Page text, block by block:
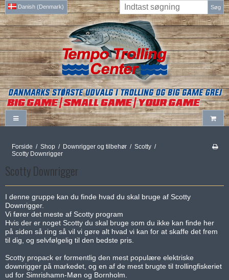
Danish (Denmark) Søg
Forside / Shop / Downrigger og tilbehør / Scotty /
Scotty Downrigger
Scotty Downrigger
I denne gruppe kan du finde hvad du skal bruge af Scotty
Downrigger.
Vi fører det meste af Scotty program
Hvis der er noget Scotty du skal bruge som du ikke kan finde her
på siden så ring så vil vi gøre alt hvad vi kan for at skaffe det frem
til dig, og selvfølgelig til den bedste pris.
Scotty propack er formentlig den mest populære elektriske
downrigger på markedet, og en af de mest brugte til trollingfiskeriet
ud for Simrishamn-Møn og Bornholm.